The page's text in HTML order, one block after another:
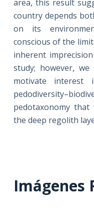
area, this result
country depends
on its
conscious of the
inherent
study; however,
motivate
pedotaxonomy
the deep regolith
Imágenes